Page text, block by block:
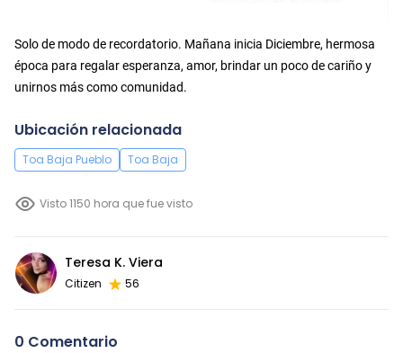
Solo de modo de recordatorio. Mañana inicia Diciembre, hermosa
época para regalar esperanza, amor, brindar un poco de cariño y
unirnos más como comunidad.
Ubicación relacionada
Toa Baja Pueblo Toa Baja
Visto 1150 hora que fue visto
Teresa K. Viera
Citizen 56
0 Comentario